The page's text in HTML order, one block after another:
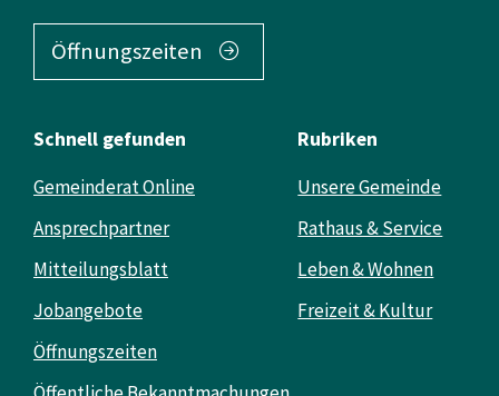
Öffnungszeiten
Schnell gefunden
Gemeinderat Online
Ansprechpartner
Mitteilungsblatt
Jobangebote
Öffnungszeiten
Rubriken
Unsere Gemeinde
Rathaus & Service
Leben & Wohnen
Freizeit & Kultur